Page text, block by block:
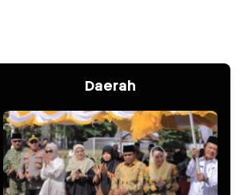
Daerah